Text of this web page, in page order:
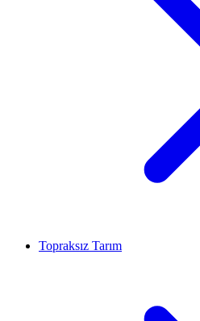
Topraksız Tarım